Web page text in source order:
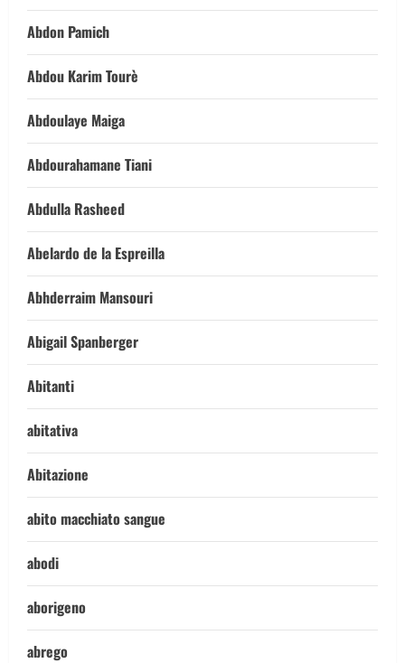
Abdon Pamich
Abdou Karim Tourè
Abdoulaye Maiga
Abdourahamane Tiani
Abdulla Rasheed
Abelardo de la Espreilla
Abhderraim Mansouri
Abigail Spanberger
Abitanti
abitativa
Abitazione
abito macchiato sangue
abodi
aborigeno
abrego